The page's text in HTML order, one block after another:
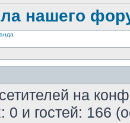
нашего
на
0 и гостей: 166